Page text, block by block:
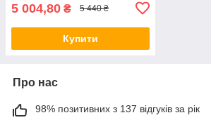
5 004,80 ₴ 5 440 ₴
Купити
Про нас
98% позитивних з 137 відгуків за рік